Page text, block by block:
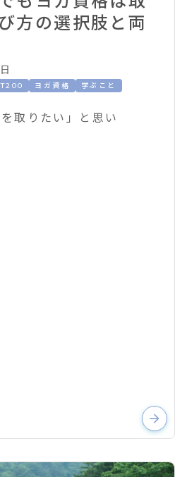
方の選択肢と両
ヨガ資格 学ぶこと
を取りたい」と思い
arrow_forward